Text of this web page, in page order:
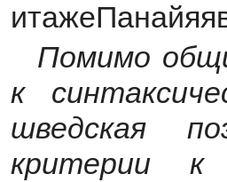
Помимо
к
шведская
критерии к